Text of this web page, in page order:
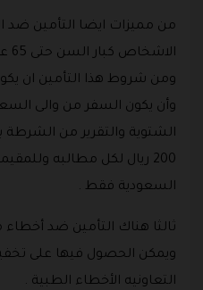
من مميزات ايضا التأمين ضد
ومن شروط هذا التأمين ان
وأن يكون السفر من والى
الشتوية والتقرير من
200 ريال لكل مطالبه
السعودية فقط .
ثالثا هناك التأمين ضد
ويمكن الحصول فيها على
التعاونيه الأخطاء الطبية .